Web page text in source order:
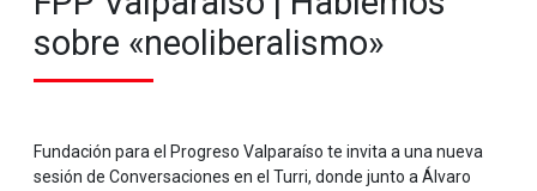
sobre «neoliberalismo»
Fundación para el Progreso Valparaíso te invita a una nueva
sesión de Conversaciones en el Turri, donde junto a Álvaro